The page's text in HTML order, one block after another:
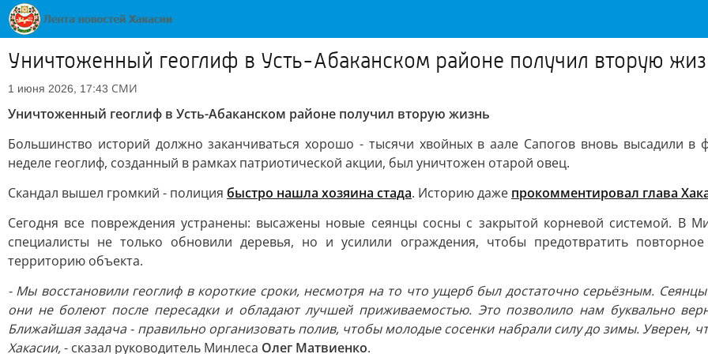
Уничтоженный геоглиф в Усть-Абаканском районе получил вторую
1 июня 2026, 17:43 СМИ
Уничтоженный геоглиф в Усть-Абаканском районе получил вторую жизнь
Большинство историй должно заканчиваться хорошо - тысячи хвойных в аале Сапогов вновь высадили
неделе геоглиф, созданный в рамках патриотической акции, был уничтожен отарой овец.
Скандал вышел громкий - полиция быстро нашла хозяина стада. Историю даже прокомментировал глава
Сегодня все повреждения устранены: высажены новые сеянцы сосны с закрытой корневой системой. В
специалисты не только обновили деревья, но и усилили ограждения, чтобы предотвратить
территорию объекта.
- Мы восстановили геоглиф в короткие сроки, несмотря на то что ущерб был достаточно серьёзным.
они не болеют после пересадки и обладают лучшей приживаемостью. Это позволило нам буквально
Ближайшая задача - правильно организовать полив, чтобы молодые сосенки набрали силу до зимы. Уверен,
Хакасии,- сказал руководитель Минлеса Олег Матвиенко.